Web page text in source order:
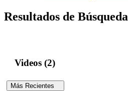
Resultados de Búsqueda
Videos (2)
Más Recientes